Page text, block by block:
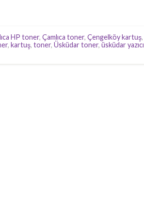
HP toner, Çamlıca toner, Çengelköy kartuş,
, kartuş, toner, Üsküdar toner, üsküdar yazıcı